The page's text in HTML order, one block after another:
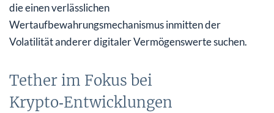
die einen verlässlichen
Wertaufbewahrungsmechanismus inmitten der
Volatilität anderer digitaler Vermögenswerte suchen.
Tether im Fokus bei
Krypto‑Entwicklungen